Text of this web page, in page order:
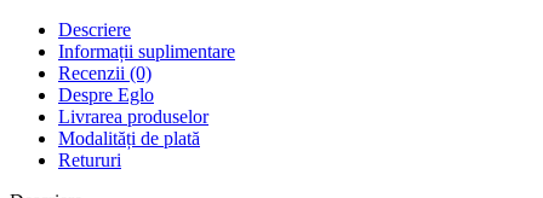
Descriere
Informații suplimentare
Recenzii (0)
Despre Eglo
Livrarea produselor
Modalități de plată
Retururi